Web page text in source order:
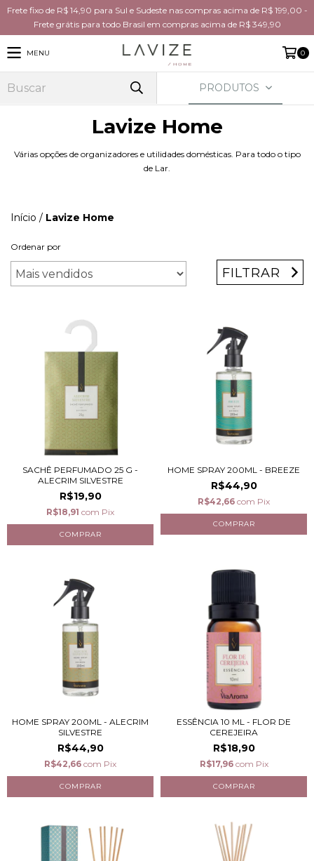
Frete fixo de R$ 14,90 para Sul e Sudeste nas compras acima de R$ 199,00 -
Frete grátis para todo Brasil em compras acima de R$ 349,90
MENU 0
PRODUTOS
Lavize Home
Várias opções de organizadores e utilidades domésticas. Para todo o tipo
de Lar.
Início / Lavize Home
Ordenar por
FILTRAR
SACHÊ PERFUMADO 25 G -
ALECRIM SILVESTRE
R$19,90
R$18,91 com Pix
HOME SPRAY 200ML - BREEZE
R$44,90
R$42,66 com Pix
HOME SPRAY 200ML - ALECRIM
SILVESTRE
R$44,90
R$42,66 com Pix
ESSÊNCIA 10 ML - FLOR DE
CEREJEIRA
R$18,90
R$17,96 com Pix